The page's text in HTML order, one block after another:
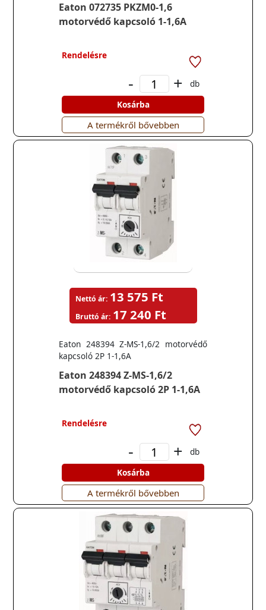
Eaton 072735 PKZM0-1,6
motorvédő kapcsoló 1-1,6A
Rendelésre
- +
db
Kosárba
A termékről bővebben
Eaton 248394 Z-MS-1,6/2
motorvédő kapcsoló 2P 1-1,6A
Eaton 248394 Z-MS-1,6/2 motorvédő
kapcsoló 2P 1-1,6A
Nettó ár: 13 575 Ft
Bruttó ár: 17 240 Ft
Rendelésre
- +
db
Kosárba
A termékről bővebben